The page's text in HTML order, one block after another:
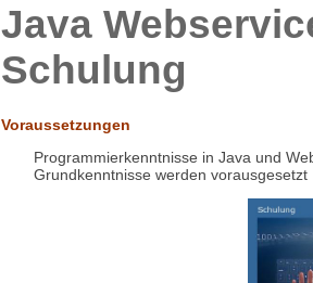
Java
Schulung
Voraussetzungen
Programmierkenntnisse in Java und
Grundkenntnisse werden vorausgesetzt